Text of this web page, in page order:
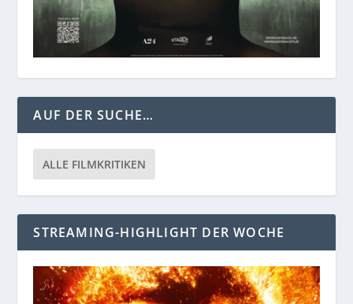
AUF DER SUCHE…
ALLE FILMKRITIKEN
STREAMING-HIGHLIGHT DER WOCHE